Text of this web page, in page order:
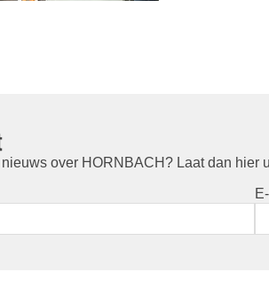
over HORNBACH? Laat dan hier